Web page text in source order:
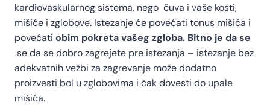
kardiovaskularnog sistema, nego čuva i vaše kosti,
mišiće i zglobove. Istezanje će povećati tonus mišića i
povećati obim pokreta vašeg zgloba. Bitno je da se
se da se dobro zagrejete pre istezanja – istezanje bez
adekvatnih vežbi za zagrevanje može dodatno
proizvesti bol u zglobovima i čak dovesti do upale
mišića.